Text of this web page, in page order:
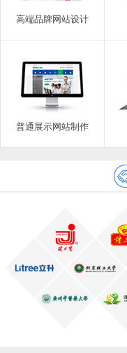
高端品牌网站设计
普通展示网站制作